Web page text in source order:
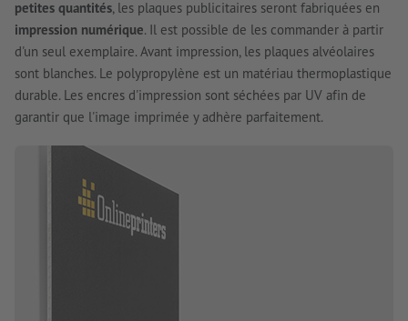
petites quantités, les plaques publicitaires seront fabriquées en
impression numérique. Il est possible de les commander à partir
d'un seul exemplaire. Avant impression, les plaques alvéolaires
sont blanches. Le polypropylène est un matériau thermoplastique
durable. Les encres d'impression sont séchées par UV afin de
garantir que l'image imprimée y adhère parfaitement.